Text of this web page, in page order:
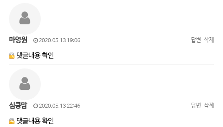
마영원 2020.05.13 19:06 답변 삭제
댓글내용 확인
심쿵맘 2020.05.13 22:46 답변 삭제
댓글내용 확인